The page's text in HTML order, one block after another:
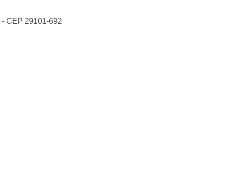
- CEP 29101-692